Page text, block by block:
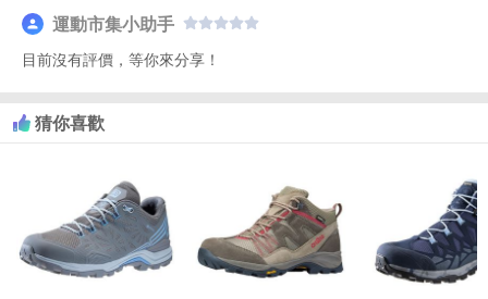
運動市集小助手
目前沒有評價，等你來分享！
猜你喜歡